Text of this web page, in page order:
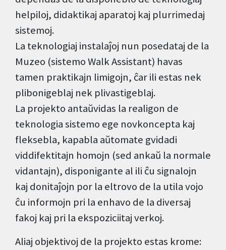
helpiloj, didaktikaj aparatoj kaj plurrimedaj
sistemoj.
La teknologiaj instalaĵoj nun posedataj de la
Muzeo (sistemo Walk Assistant) havas
tamen praktikajn limigojn, ĉar ili estas nek
plibonigeblaj nek plivastigeblaj.
La projekto antaŭvidas la realigon de
teknologia sistemo ege novkoncepta kaj
fleksebla, kapabla aŭtomate gvidadi
viddifektitajn homojn (sed ankaŭ la normale
vidantajn), disponigante al ili ĉu signalojn
kaj donitaĵojn por la eltrovo de la utila vojo
ĉu informojn pri la enhavo de la diversaj
fakoj kaj pri la ekspoziciitaj verkoj.
Aliaj objektivoj de la projekto estas krome: